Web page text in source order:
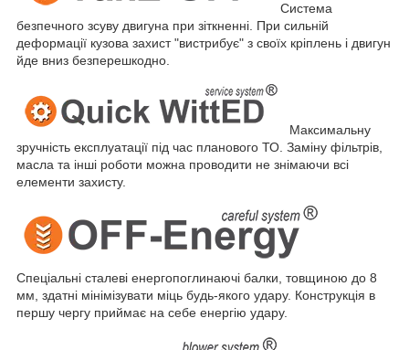
Система
безпечного зсуву двигуна при зіткненні. При сильній
деформації кузова захист "вистрибує" з своїх кріплень і двигун
йде вниз безперешкодно.
Максимальну
зручність експлуатації під час планового ТО. Заміну фільтрів,
масла та інші роботи можна проводити не знімаючи всі
елементи захисту.
Спеціальні сталеві енергопоглинаючі балки, товщиною до 8
мм, здатні мінімізувати міць будь-якого удару. Конструкція в
першу чергу приймає на себе енергію удару.